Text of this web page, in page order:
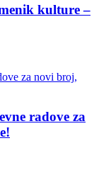
kulture –
radove za